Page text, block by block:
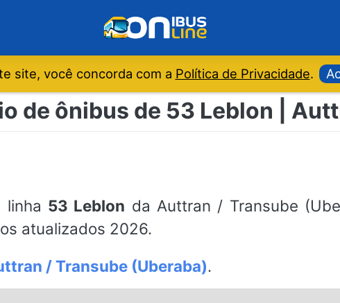
site, você concorda com a Política de Privacidade.
de ônibus de 53 Leblon |
linha 53 Leblon da Auttran / Transube
atualizados 2026.
/ Transube (Uberaba).